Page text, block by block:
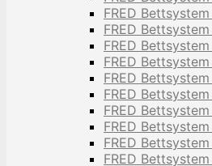
FRED Bettsystem
FRED Bettsystem
FRED Bettsystem
FRED Bettsystem
FRED Bettsystem
FRED Bettsystem
FRED Bettsystem
FRED Bettsystem
FRED Bettsystem
FRED Bettsystem